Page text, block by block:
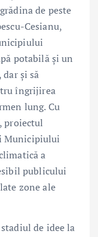
de peste
Cesianu,
potabilă și un
și să
îngrijirea
lung. Cu
proiectul
Municipiului
a
publicului
zone ale
de idee la